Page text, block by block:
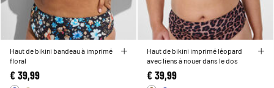
Haut de bikini bandeau à imprimé
floral
€ 39,99
Haut de bikini imprimé léopard
avec liens à nouer dans le dos
€ 39,99